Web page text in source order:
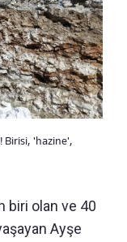
Birisi, 'hazine',
biri olan ve 40
Ayşe